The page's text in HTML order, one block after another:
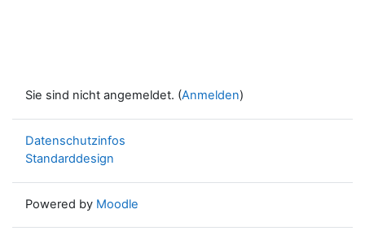
Sie sind nicht angemeldet. (Anmelden)
Datenschutzinfos
Standarddesign
Powered by Moodle